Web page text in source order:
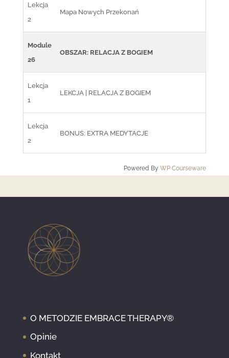
Lekcja
2
Mapa Nowych Przekonań
Module
26
OBSZAR: RELACJA Z BOGIEM
Lekcja
1
LEKCJA | RELACJA Z BOGIEM
Lekcja
2
BONUS: EXTRA MEDYTACJE
Powered ByWP Courseware
O METODZIE EMBRACE THERAPY®
Opinie
Kontakt